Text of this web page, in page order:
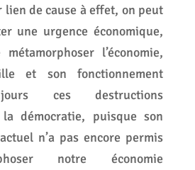
lien de cause à effet, on peut
une urgence économique,
l’économie,
et son fonctionnement
ces destructions
démocratie, puisque son
n’a pas encore permis
notre économie